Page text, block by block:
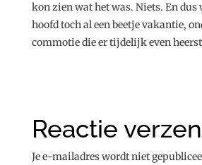
kon zien wat het was. Niets. En
hoofd toch al een beetje vakantie,
commotie die er tijdelijk even
Reactie
Je e-mailadres wordt niet